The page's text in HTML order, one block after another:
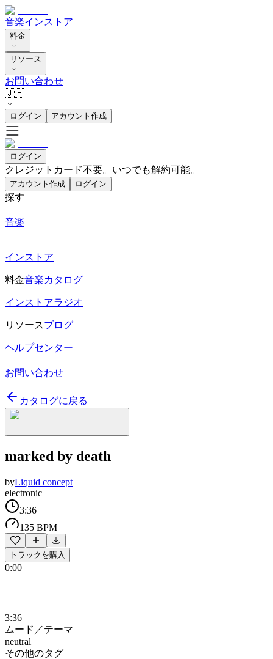
音楽インストア
料金
リソース
お問い合わせ
🇯🇵
ログイン アカウント作成
ログイン
クレジットカード不要。いつでも解約可能。
アカウント作成 ログイン
探す
音楽
インストア
料金音楽カタログ
インストアラジオ
リソースブログ
ヘルプセンター
お問い合わせ
カタログに戻る
marked by death
byLiquid concept
electronic
3:36
135 BPM
トラックを購入
0:00
3:36
ムード／テーマ
neutral
その他のタグ